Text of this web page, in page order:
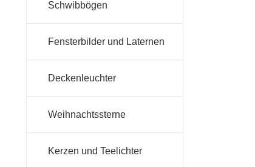
Schwibbögen
Fensterbilder und Laternen
Deckenleuchter
Weihnachtssterne
Kerzen und Teelichter